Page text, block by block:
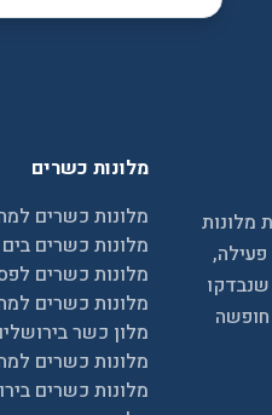
מלונות
שנבדקו
מלונות כשרים
מלונות כשרים
מלונות כשרים
מלונות כשרים
מלונות כשרים
מלון כשר
מלונות כשרים
מלונות כשרים